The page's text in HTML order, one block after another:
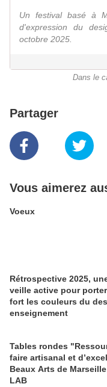
Un festival basé à
d'expression du
octobre 2025.
Dans le
Partager
Vous aimerez
Voeux
Rétrospective 2025,
veille active pour
fort les couleurs du
enseignement
Tables rondes "Ressources, savoir-
faire artisanal et
Beaux Arts de Marseille
LAB